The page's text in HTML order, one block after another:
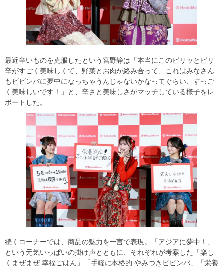
最近辛いものを克服したという宮野静は「本当にこのピリッとピリ
辛がすごく美味しくて、野菜とお肉が絡み合って、これはみなさん
もビビンバに夢中になっちゃうんじゃないかなってぐらい、すっご
く美味しいです！」と、辛さと美味しさがマッチしている様子をレ
ポートした。
続くコーナーでは、商品の魅力を一言で表現。「アジアに夢中！」
という元気いっぱいの掛け声とともに、それぞれが考案した「楽し
くまぜまぜ 幸福ごはん」「手軽に本格的 やみつきビビンバ」「栄養